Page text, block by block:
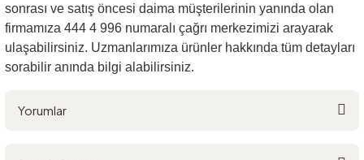
sonrası ve satış öncesi daima müşterilerinin yanında olan
firmamıza 444 4 996 numaralı çağrı merkezimizi arayarak
ulaşabilirsiniz. Uzmanlarımıza ürünler hakkında tüm detayları
sorabilir anında bilgi alabilirsiniz.
Yorumlar